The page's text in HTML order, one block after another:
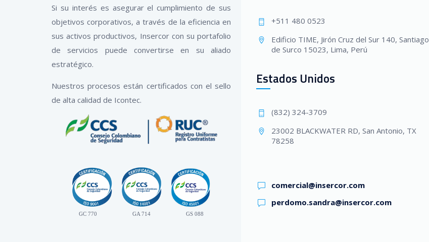
Si su interés es asegurar el cumplimiento de sus
objetivos corporativos, a través de la eficiencia en
sus activos productivos, Insercor con su portafolio
de servicios puede convertirse en su aliado
estratégico.
Nuestros procesos están certificados con el sello
de alta calidad de Icontec.
GC 770 GA 714 GS 088
+511 480 0523
Edificio TIME, Jirón Cruz del Sur 140, Santiago
de Surco 15023, Lima, Perú
Estados Unidos
(832) 324-3709
23002 BLACKWATER RD, San Antonio, TX
78258
comercial@insercor.com
perdomo.sandra@insercor.com